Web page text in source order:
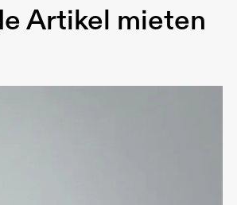
Platzsparende Lagerung und
Artikel mieten